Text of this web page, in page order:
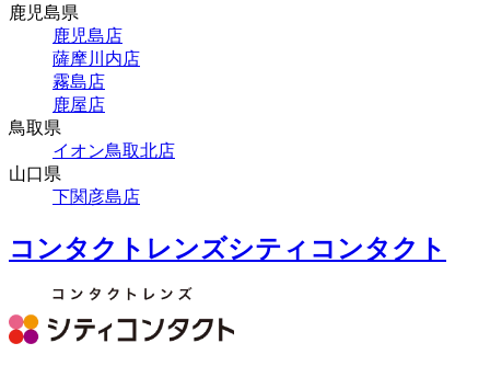
鹿児島県
鹿児島店
薩摩川内店
霧島店
鹿屋店
鳥取県
イオン鳥取北店
山口県
下関彦島店
コンタクトレンズシティコンタクト